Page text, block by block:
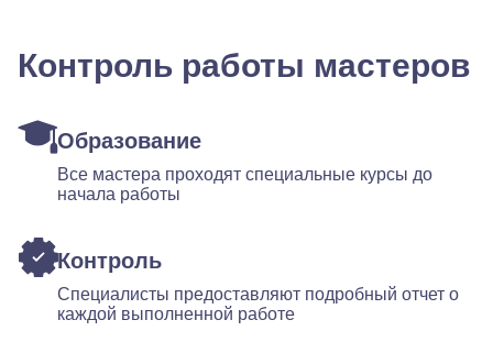
Контроль работы мастеров
Образование
Все мастера проходят специальные курсы до
начала работы
Контроль
Специалисты предоставляют подробный отчет о
каждой выполненной работе